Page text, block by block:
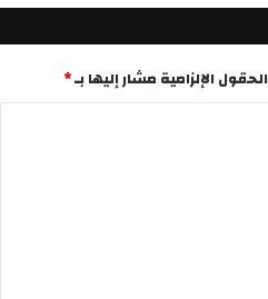
الحقول الإلزامية مشار إليها بـ*